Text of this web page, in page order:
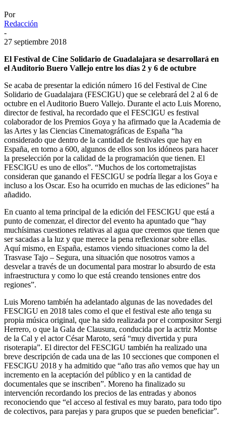
Por
Redacción
-
27 septiembre 2018
El Festival de Cine Solidario de Guadalajara se desarrollará en
el Auditorio Buero Vallejo entre los días 2 y 6 de octubre
Se acaba de presentar la edición número 16 del Festival de Cine
Solidario de Guadalajara (FESCIGU) que se celebrará del 2 al 6 de
octubre en el Auditorio Buero Vallejo. Durante el acto Luis Moreno,
director de festival, ha recordado que el FESCIGU es festival
colaborador de los Premios Goya y ha afirmado que la Academia de
las Artes y las Ciencias Cinematográficas de España “ha
considerado que dentro de la cantidad de festivales que hay en
España, en torno a 600, algunos de ellos son los idóneos para hacer
la preselección por la calidad de la programación que tienen. El
FESCIGU es uno de ellos”. “Muchos de los cortometrajistas
consideran que ganando el FESCIGU se podría llegar a los Goya e
incluso a los Oscar. Eso ha ocurrido en muchas de las ediciones” ha
añadido.
En cuanto al tema principal de la edición del FESCIGU que está a
punto de comenzar, el director del evento ha apuntado que “hay
muchísimas cuestiones relativas al agua que creemos que tienen que
ser sacadas a la luz y que merece la pena reflexionar sobre ellas.
Aquí mismo, en España, estamos viendo situaciones como la del
Trasvase Tajo – Segura, una situación que nosotros vamos a
desvelar a través de un documental para mostrar lo absurdo de esta
infraestructura y como lo que está creando tensiones entre dos
regiones”.
Luis Moreno también ha adelantado algunas de las novedades del
FESCIGU en 2018 tales como el que el festival este año tenga su
propia música original, que ha sido realizada por el compositor Sergi
Herrero, o que la Gala de Clausura, conducida por la actriz Montse
de la Cal y el actor César Maroto, será “muy divertida y pura
risoterapia”. El director del FESCIGU también ha realizado una
breve descripción de cada una de las 10 secciones que componen el
FESCIGU 2018 y ha admitido que “año tras año vemos que hay un
incremento en la aceptación del público y en la cantidad de
documentales que se inscriben”. Moreno ha finalizado su
intervención recordando los precios de las entradas y abonos
reconociendo que “el acceso al festival es muy barato, para todo tipo
de colectivos, para parejas y para grupos que se pueden beneficiar”.